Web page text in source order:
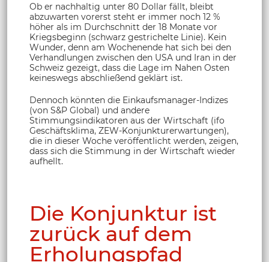
Ob er nachhaltig unter 80 Dollar fällt, bleibt
abzuwarten vorerst steht er immer noch 12 %
höher als im Durchschnitt der 18 Monate vor
Kriegsbeginn (schwarz gestrichelte Linie). Kein
Wunder, denn am Wochenende hat sich bei den
Verhandlungen zwischen den USA und Iran in der
Schweiz gezeigt, dass die Lage im Nahen Osten
keineswegs abschließend geklärt ist.
Dennoch könnten die Einkaufsmanager-Indizes
(von S&P Global) und andere
Stimmungsindikatoren aus der Wirtschaft (ifo
Geschäftsklima, ZEW-Konjunkturerwartungen),
die in dieser Woche veröffentlicht werden, zeigen,
dass sich die Stimmung in der Wirtschaft wieder
aufhellt.
Die Konjunktur ist
zurück auf dem
Erholungspfad